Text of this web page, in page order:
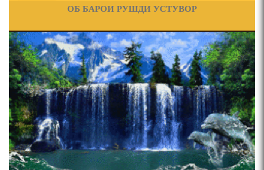
ЧЕХРАХОИ АСЛИИ МИРЗО
ТУРСУНЗОДА
Мирзо Турсунзода-
"Кахрамони Точикистон"
МУРУВВАТИЁН ДЖ. ДЖ.
ВАСФИ МОДАР ДАР НАМУНАҲОИ ОСОРИ ШИФОҲИ
ВОЖАҲОИ НУРОНИИ ШЕЪР АНЗУРАТИ МАЛИКЗОД.
ТАСАВВУРИ МАРДУМ ДАР ХУСУСИ ИШҚИ РӮДАКӢ
ФАРИДУН ИСМОИЛОВ.
Pages
ОБ БАРОИ РУШДИ УСТУВОР